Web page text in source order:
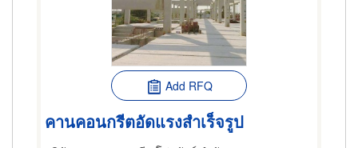
Add RFQ
คานคอนกรีตอัดแรงสำเร็จรูป